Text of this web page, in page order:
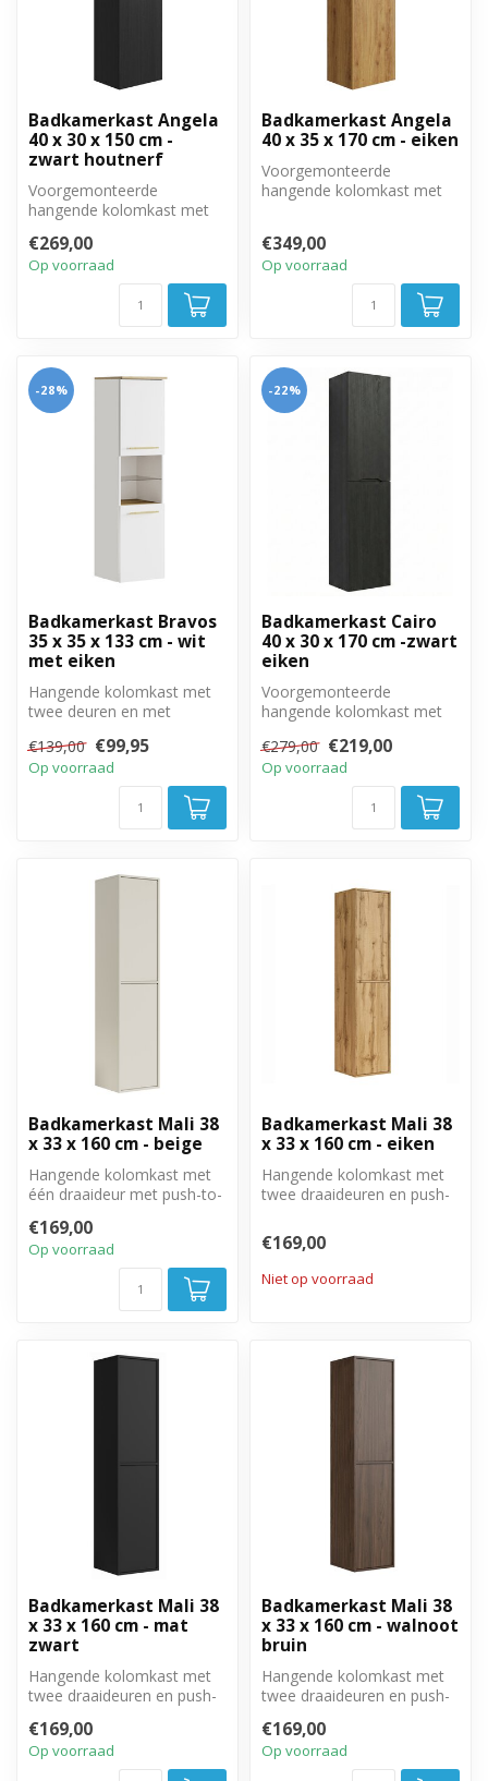
Badkamerkast Angela
40 x 30 x 150 cm -
zwart houtnerf
Voorgemonteerde
hangende kolomkast met
deuren.
€269,00
Op voorraad
Badkamerkast Angela
40 x 35 x 170 cm - eiken
Voorgemonteerde
hangende kolomkast met
€349,00
Op voorraad
-28%
Badkamerkast Bravos
35 x 35 x 133 cm - wit
met eiken
Hangende kolomkast met
twee deuren en met
€139,00 €99,95
Op voorraad
-22%
Badkamerkast Cairo
40 x 30 x 170 cm -zwart
eiken
Voorgemonteerde
hangende kolomkast met
deuren.
€279,00 €219,00
Op voorraad
Badkamerkast Mali 38
x 33 x 160 cm - beige
Hangende kolomkast met
één draaideur met push-to-
linksom...
€169,00
Op voorraad
Badkamerkast Mali 38
x 33 x 160 cm - eiken
Hangende kolomkast met
twee draaideuren en push-
links...
€169,00
Niet op voorraad
Badkamerkast Mali 38
x 33 x 160 cm - mat
zwart
Hangende kolomkast met
twee draaideuren en push-
links...
€169,00
Op voorraad
Badkamerkast Mali 38
x 33 x 160 cm - walnoot
bruin
Hangende kolomkast met
twee draaideuren en push-
links...
€169,00
Op voorraad